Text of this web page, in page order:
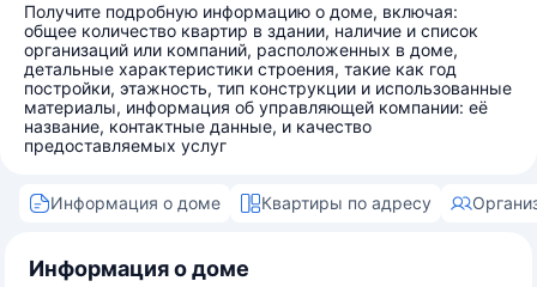
Получите подробную информацию о доме, включая:
общее количество квартир в здании, наличие и список
организаций или компаний, расположенных в доме,
детальные характеристики строения, такие как год
постройки, этажность, тип конструкции и использованные
материалы, информация об управляющей компании: её
название, контактные данные, и качество
предоставляемых услуг
Информация о доме Квартиры по адресу
Информация о доме